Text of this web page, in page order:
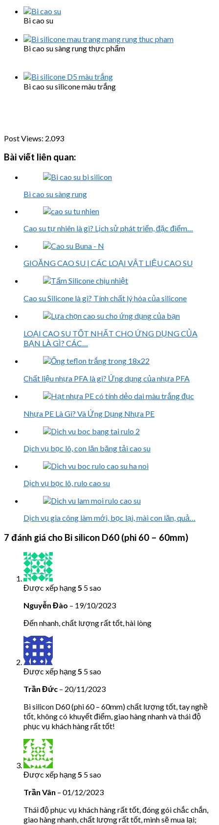
Bi cao su
Bi cao su sàng rung thực phẩm
Bi cao su silicone màu trắng
Post Views: 2.093
Bài viết liên quan:
Bi cao su sàng rung
Cao su tự nhiên là gì? Lịch sử phát triển, đặc điểm…
GIOĂNG CAO SU | CÁC LOẠI VẬT LIỆU CAO SU
Cao su Silicone là gì? Tính chất lý hóa của silicone
LOẠI CAO SU TỐT NHẤT CHO ỨNG DỤNG CỦA
BẠN LÀ GÌ? CÁC…
Chất liệu nhựa PFA là gì? Ứng dụng của nhựa PFA
Nhựa PE Là Gì? Và Ứng Dụng Nhựa PE
Dịch vụ bọc lô, con lăn băng tải cao su
Dịch vụ bọc lô, rulo cao su
Dịch vụ gia công làm mới, bọc lại, mài con lăn, quả…
7 đánh giá cho Bi silicon D60 (phi 60 – 60mm)
Được xếp hạng5 5 sao
Nguyễn Đào – 19/10/2023
Đến nhanh, chất lượng rất tốt, hài lòng
Được xếp hạng5 5 sao
Trần Đức – 20/11/2023
Bi silicon D60 (phi 60 – 60mm) chất lượng tốt, tay nghề
tốt, không có khuyết điểm, giao hàng nhanh và thái độ
phục vụ khách hàng rất tốt!
Được xếp hạng5 5 sao
Trần Vân – 01/12/2023
Thái độ phục vụ khách hàng rất tốt, đóng gói chắc chắn,
giao hàng nhanh, chất lượng rất tốt, mình sẽ mua lại;